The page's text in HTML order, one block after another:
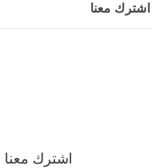
اشترك معنا
اشترك